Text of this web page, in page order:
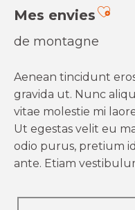
Mes envies
de montagne
Aenean tincidunt
gravida ut. Nunc
vitae molestie mi
Ut egestas velit eu
odio purus, pretium
ante. Etiam